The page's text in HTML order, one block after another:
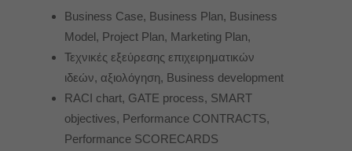
Business Case, Business Plan, Business
Model, Project Plan, Marketing Plan,
Τεχνικές εξεύρεσης επιχειρηματικών
ιδεών, αξιολόγηση, Business development
RACI chart, GATE process, SMART
objectives, Performance CONTRACTS,
Performance SCORECARDS